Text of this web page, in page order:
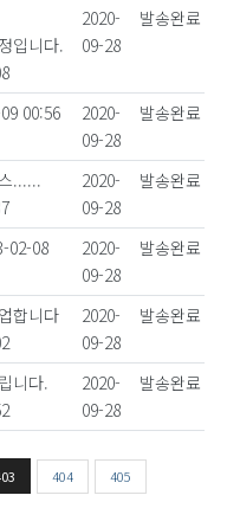
입니다.
2020-
09-28
발송완료
00:56
2020-
09-28
발송완료
......
2020-
09-28
발송완료
02-08
2020-
09-28
발송완료
합니다
2020-
09-28
발송완료
니다.
2020-
09-28
발송완료
404 405